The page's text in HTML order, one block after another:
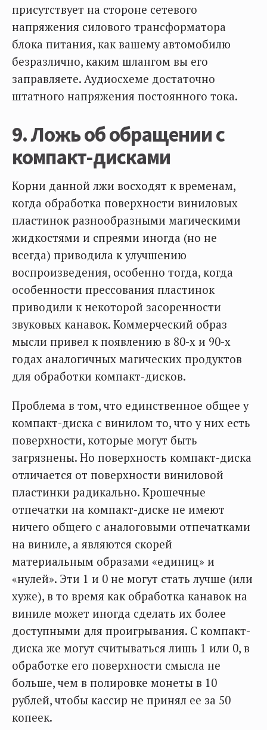
присутствует на стороне сетевого
напряжения силового трансформатора
блока питания, как вашему автомобилю
безразлично, каким шлангом вы его
заправляете. Аудиосхеме достаточно
штатного напряжения постоянного тока.
9. Ложь об обращении с
компакт-дисками
Корни данной лжи восходят к временам,
когда обработка поверхности виниловых
пластинок разнообразными магическими
жидкостями и спреями иногда (но не
всегда) приводила к улучшению
воспроизведения, особенно тогда, когда
особенности прессования пластинок
приводили к некоторой засоренности
звуковых канавок. Коммерческий образ
мысли привел к появлению в 80-х и 90-х
годах аналогичных магических продуктов
для обработки компакт-дисков.
Проблема в том, что единственное общее у
компакт-диска с винилом то, что у них есть
поверхности, которые могут быть
загрязнены. Но поверхность компакт-диска
отличается от поверхности виниловой
пластинки радикально. Крошечные
отпечатки на компакт-диске не имеют
ничего общего с аналоговыми отпечатками
на виниле, а являются скорей
материальным образами «единиц» и
«нулей». Эти 1 и 0 не могут стать лучше (или
хуже), в то время как обработка канавок на
виниле может иногда сделать их более
доступными для проигрывания. С компакт-
диска же могут считываться лишь 1 или 0, в
обработке его поверхности смысла не
больше, чем в полировке монеты в 10
рублей, чтобы кассир не принял ее за 50
копеек.